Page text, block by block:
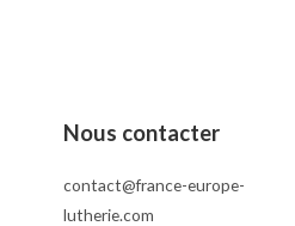
Nous contacter
contact@france-europe-
lutherie.com